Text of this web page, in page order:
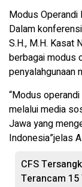
Modus Operandi
Dalam
S.H., M.H. Kasat
berbagai modus
penyalahgunaan
“Modus
melalui media
Jawa yang
Indonesia”jelas
CFS
Terancam 15